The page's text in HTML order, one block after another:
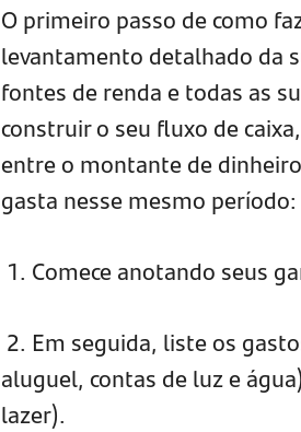
O primeiro passo de como
levantamento detalhado da
fontes de renda e todas as
construir o seu fluxo de
entre o montante de
gasta nesse mesmo período:
1. Comece anotando seus
2. Em seguida, liste os
aluguel, contas de luz e
lazer).